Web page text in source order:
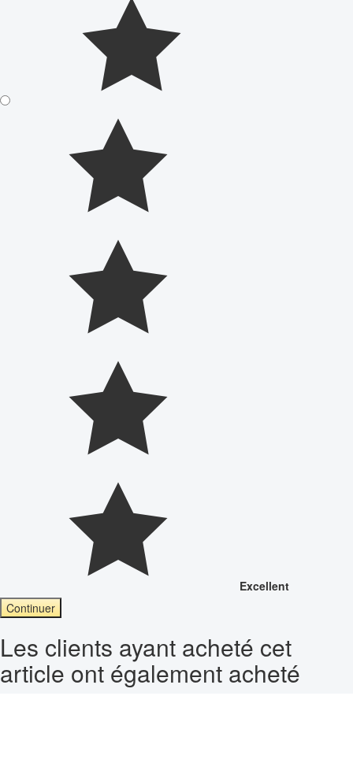
Excellent
Continuer
Les clients ayant acheté cet
article ont également acheté